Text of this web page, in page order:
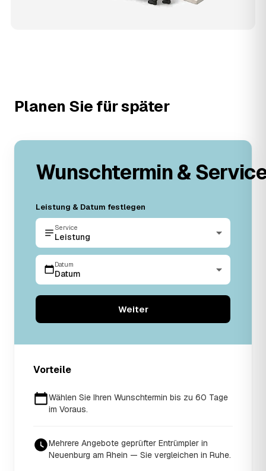
Planen Sie für später
Wunschtermin &
Leistung & Datum festlegen
Service
Leistung
Datum
Datum
Weiter
Vorteile
Wählen Sie Ihren Wunschtermin bis zu 60 Tage
im Voraus.
Mehrere Angebote geprüfter Entrümpler in
Neuenburg am Rhein — Sie vergleichen in Ruhe.